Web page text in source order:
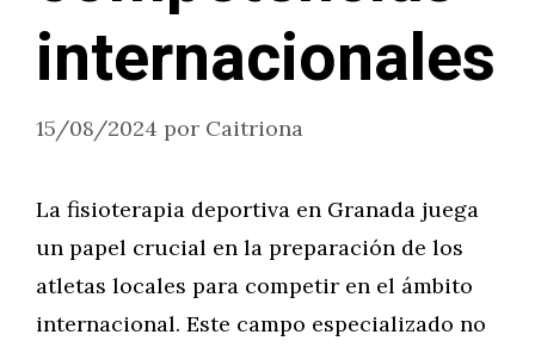
internacionales
15/08/2024 por Caitriona
La fisioterapia deportiva en Granada juega
un papel crucial en la preparación de los
atletas locales para competir en el ámbito
internacional. Este campo especializado no